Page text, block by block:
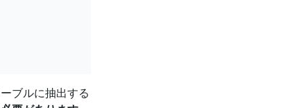
ブルに抽出する